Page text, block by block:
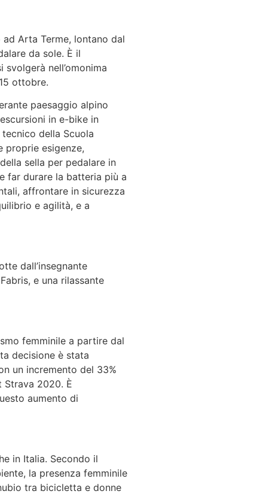
Arta Terme, lontano dal
da sole. È il
svolgerà nell’omonima
ottobre.
paesaggio alpino
in e-bike in
della Scuola
proprie esigenze,
sella per pedalare in
far durare la batteria più a
affrontare in sicurezza
e agilità, e a
dall’insegnante
e una rilassante
femminile a partire dal
decisione è stata
un incremento del 33%
2020. È
aumento di
in Italia. Secondo il
la presenza femminile
tra bicicletta e donne